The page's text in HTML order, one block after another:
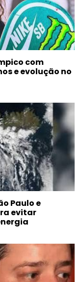
com
e evolução no
Paulo e
evitar